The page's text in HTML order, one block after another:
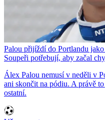
Palou přijíždí do Portlandu
Soupeři potřebují, aby začal
Álex Palou nemusí v neděli v
ani skončit na pódiu. A právě
ostatní.